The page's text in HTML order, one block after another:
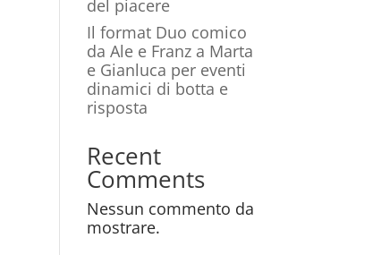
del piacere
Il format Duo comico
da Ale e Franz a Marta
e Gianluca per eventi
dinamici di botta e
risposta
Recent
Comments
Nessun commento da
mostrare.